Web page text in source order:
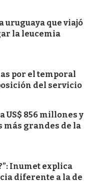
uruguaya que viajó
la leucemia
por el temporal
del servicio
US$ 856 millones y
más grandes de la
Inumet explica
diferente a la de